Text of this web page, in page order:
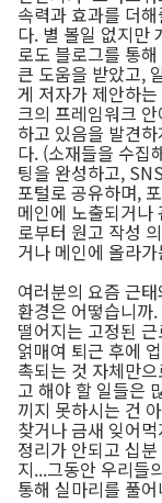
속력과 효과를 더
다. 별 볼일 없지만
로도 블로그를 통해
큰 도움을 받았고,
게 저자가 제안하
크의 프레임워크
하고 있음을 발견하
다. (소재들을 수집
팅을 완성하고,
포털로 공유하며,
메인에 노출되거나
로부터 원고 작성
거나 메인에 올라
여러분의 요즘 근
환경은 어떻습니까
떨어지는 고정된
얽매여 퇴근 후에
촉되는 것 자체만
고 해야 할 일들은
끼지 못하시는 건
찾거나 금새 잊어
정리가 안되고 십
지...그동안 우리들
통해 실마리를 풀